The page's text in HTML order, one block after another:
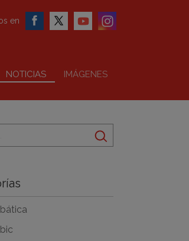
NOTICIAS IMÁGENES
en